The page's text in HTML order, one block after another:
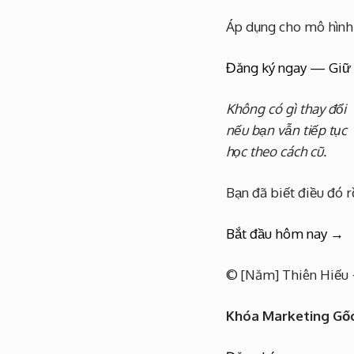
Áp dụng cho mô
Đăng ký ngay — Giữ
Không có gì thay đổi
nếu bạn vẫn tiếp tục
học theo cách cũ.
Bạn đã biết điều đó
Bắt đầu hôm nay →
© [Năm] Thiên Hiếu
Khóa Marketing